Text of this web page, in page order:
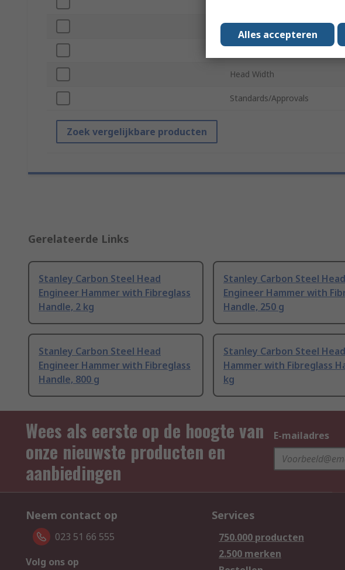
Head Weight
Head Width
Standards/Approvals
Zoek vergelijkbare producten
Gerelateerde Links
Stanley Carbon Steel Head
Engineer Hammer with Fibreglass
Handle, 2 kg
Stanley Carbon Steel Head
Engineer Hammer with
Handle, 250 g
Stanley Carbon Steel Head
Engineer Hammer with Fibreglass
Handle, 800 g
Stanley Carbon Steel
Hammer with Fibreglass
kg
Wees als eerste op de hoogte van
onze nieuwste producten en
aanbiedingen
E-mailadres
Neem contact op
023 51 66 555
Volg ons op
Services
750.000 producten
2.500 merken
Alles accepteren